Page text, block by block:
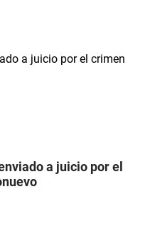
a juicio por el